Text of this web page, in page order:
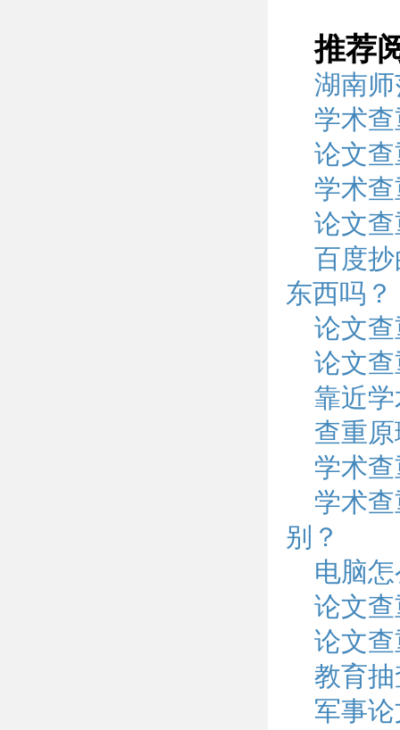
推荐
湖南
学术
论文
学术
论文
百度
东西吗？
论文
论文
靠近
查重
学术
学术
别？
电脑
论文
论文
教育
军事